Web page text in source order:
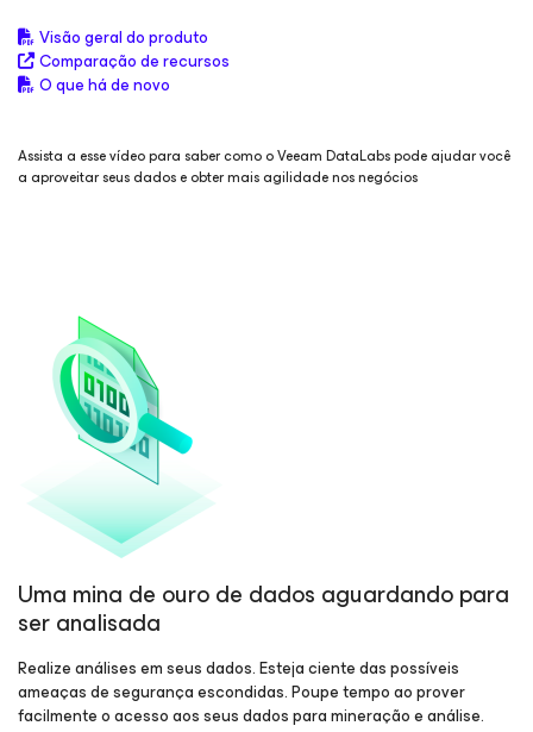
Visão geral do produto
Comparação de recursos
O que há de novo
Assista a esse vídeo para saber como o Veeam DataLabs pode ajudar você
a aproveitar seus dados e obter mais agilidade nos negócios
Uma mina de ouro de dados aguardando para
ser analisada
Realize análises em seus dados. Esteja ciente das possíveis
ameaças de segurança escondidas. Poupe tempo ao prover
facilmente o acesso aos seus dados para mineração e análise.